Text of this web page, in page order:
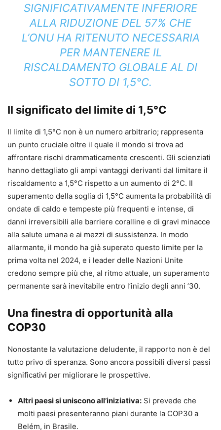
SIGNIFICATIVAMENTE INFERIORE
ALLA RIDUZIONE DEL 57% CHE
L’ONU HA RITENUTO NECESSARIA
PER MANTENERE IL
RISCALDAMENTO GLOBALE AL DI
SOTTO DI 1,5°C.
Il significato del limite di 1,5°C
Il limite di 1,5°C non è un numero arbitrario; rappresenta
un punto cruciale oltre il quale il mondo si trova ad
affrontare rischi drammaticamente crescenti. Gli scienziati
hanno dettagliato gli ampi vantaggi derivanti dal limitare il
riscaldamento a 1,5°C rispetto a un aumento di 2°C. Il
superamento della soglia di 1,5°C aumenta la probabilità di
ondate di caldo e tempeste più frequenti e intense, di
danni irreversibili alle barriere coralline e di gravi minacce
alla salute umana e ai mezzi di sussistenza. In modo
allarmante, il mondo ha già superato questo limite per la
prima volta nel 2024, e i leader delle Nazioni Unite
credono sempre più che, al ritmo attuale, un superamento
permanente sarà inevitabile entro l’inizio degli anni ’30.
Una finestra di opportunità alla
COP30
Nonostante la valutazione deludente, il rapporto non è del
tutto privo di speranza. Sono ancora possibili diversi passi
significativi per migliorare le prospettive.
Altri paesi si uniscono all’iniziativa: Si prevede che
molti paesi presenteranno piani durante la COP30 a
Belém, in Brasile.